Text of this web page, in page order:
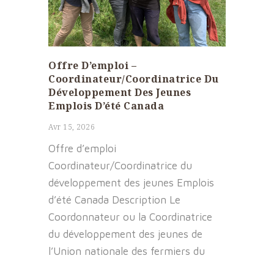
Offre D’emploi –
Coordinateur/Coordinatrice Du
Développement Des Jeunes
Emplois D’été Canada
Avr 15, 2026
Offre d’emploi
Coordinateur/Coordinatrice du
développement des jeunes Emplois
d’été Canada Description Le
Coordonnateur ou la Coordinatrice
du développement des jeunes de
l’Union nationale des fermiers du